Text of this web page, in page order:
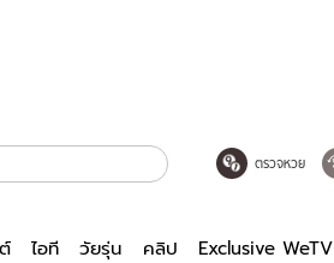
ตรวจหวย
ไอที วัยรุ่น คลิป Exclusive WeTV